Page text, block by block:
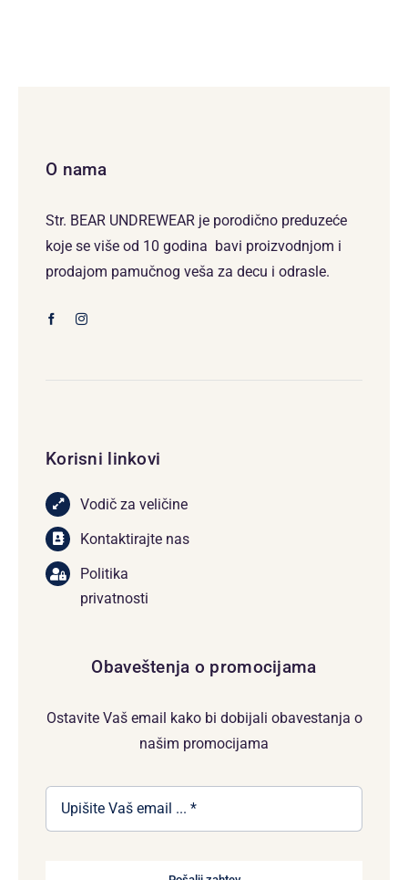
O nama
Str. BEAR UNDREWEAR je porodično preduzeće
koje se više od 10 godina bavi proizvodnjom i
prodajom pamučnog veša za decu i odrasle.
Korisni linkovi
Vodič za veličine
Kontaktirajte nas
Politika
privatnosti
Obaveštenja o promocijama
Ostavite Vaš email kako bi dobijali obavestanja o
našim promocijama